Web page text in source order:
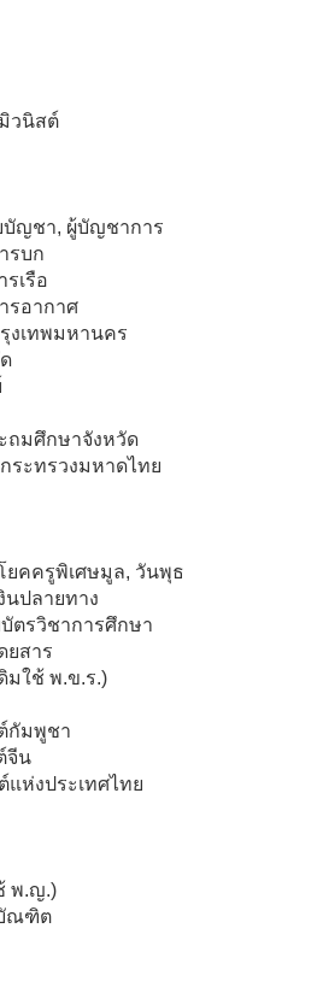
วนิสต์
บัญชา, ผู้บัญชาการ
รบก
เรือ
รอากาศ
งเทพมหานคร
ถมศึกษาจังหวัด
ระทรวงมหาดไทย
ยคครูพิเศษมูล, วันพุธ
นปลายทาง
ตรวิชาการศึกษา
ยสาร
มใช้ พ.ข.ร.)
กัมพูชา
จีน
ห่งประเทศไทย
พ.ญ.)
ณฑิต